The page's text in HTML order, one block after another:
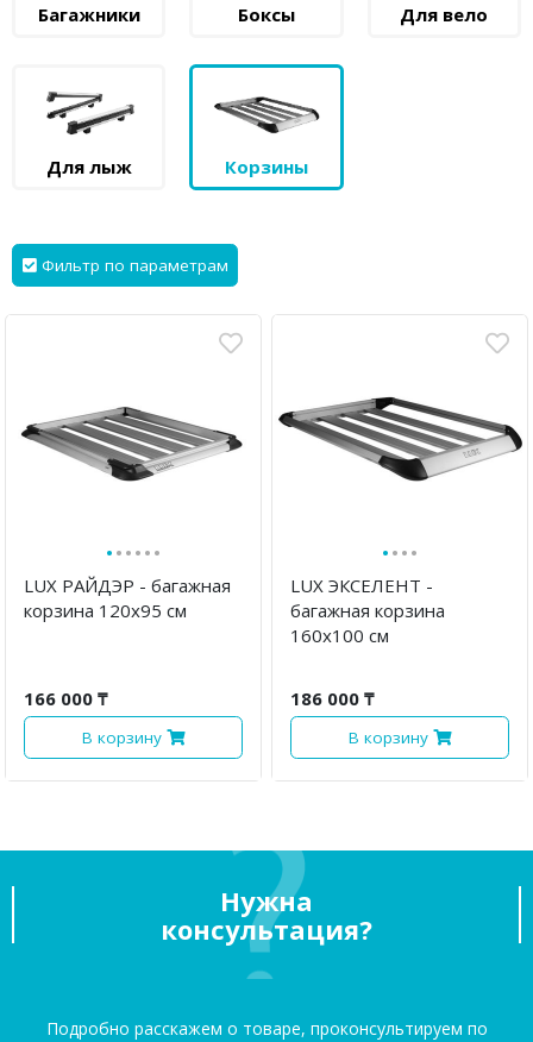
Багажники Боксы Для вело
Для лыж Корзины
Фильтр по параметрам
······
LUX РАЙДЭР - багажная
корзина 120х95 см
166 000 ₸
В корзину
····
LUX ЭКСЕЛЕНТ -
багажная корзина
160х100 см
186 000 ₸
В корзину
Нужна
консультация?
Подробно расскажем о товаре, проконсультируем по